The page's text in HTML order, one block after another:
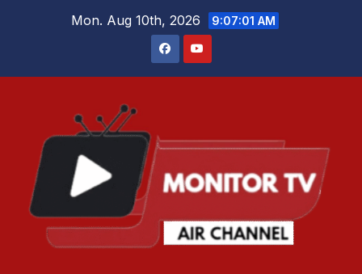
Mon. Aug 10th, 2026 9:07:02 AM